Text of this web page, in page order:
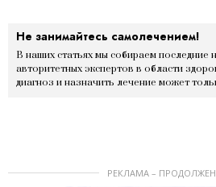
Не занимайтесь самолечением!
В наших статьях мы собираем последние
авторитетных экспертов в области
диагноз и назначить лечение может
РЕКЛАМА –